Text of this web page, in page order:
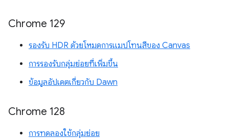
Chrome 129
รองรับ HDR ด้วยโหมดการแมปโทนสีของ Canvas
การรองรับกลุ่มย่อยที่เพิ่มขึ้น
ข้อมูลอัปเดตเกี่ยวกับ Dawn
Chrome 128
การทดลองใช้กลุ่มย่อย